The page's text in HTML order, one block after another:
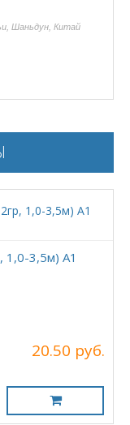
Шаньдун, Китай
1,0-3,5м) А1
20.50 руб.